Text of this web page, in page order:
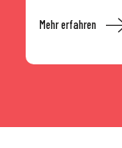
Mehr erfahren